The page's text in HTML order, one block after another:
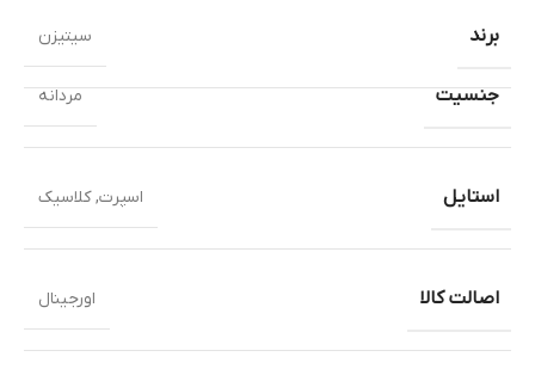
جنسیت مردانه
استایل اسپرت,کلاسیک
اصالت کالا اورجینال
برند سیتیزن